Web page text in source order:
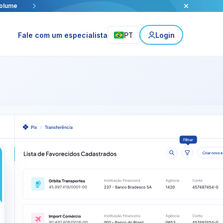
e Visa.
Fale com um especialista PT Login